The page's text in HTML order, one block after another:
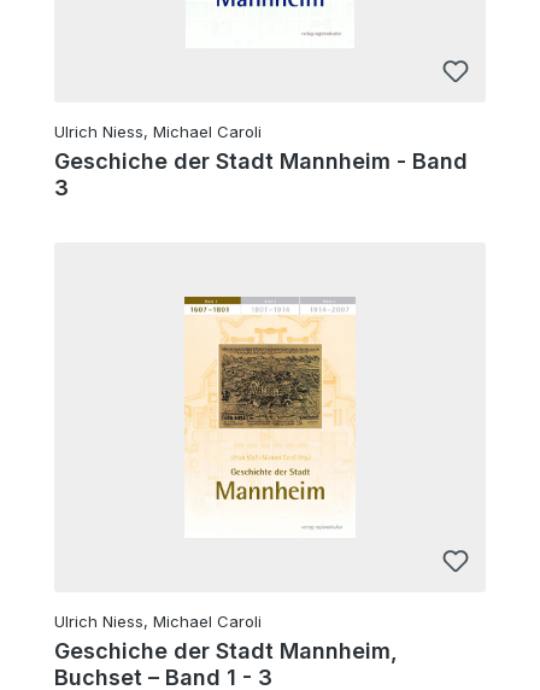
Ulrich Niess, Michael Caroli
Geschiche der Stadt Mannheim - Band
3
Ulrich Niess, Michael Caroli
Geschiche der Stadt Mannheim,
Buchset – Band 1 - 3